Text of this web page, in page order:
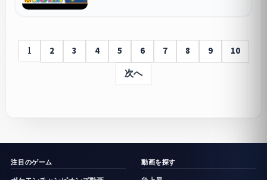
1 2 3 4 5 6 7 8 9
10
次へ
注目のゲーム 動画を探す